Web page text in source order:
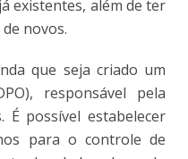
existentes, além de ter
novos.
que seja criado um
responsável pela
É possível estabelecer
para o controle de